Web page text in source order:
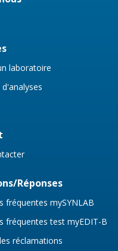
laboratoire
Réponses
fréquentes mySYNLAB
fréquentes test myEDIT-B
réclamations